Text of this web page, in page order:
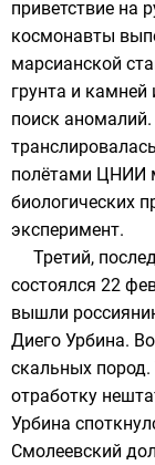
приветствие на
космонавты
марсианской
грунта и
поиск
полётами ЦНИИ
биологических
эксперимент.
Третий,
состоялся 22
вышли
Диего Урбина.
скальных
отработку
Урбина
Смолеевский